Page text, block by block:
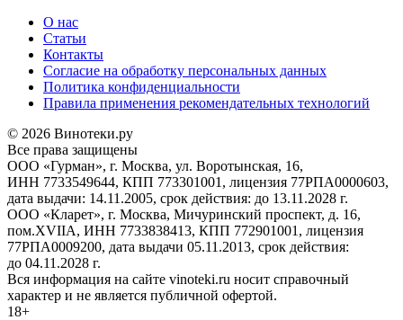
О нас
Статьи
Контакты
Согласие на обработку персональных данных
Политика конфиденциальности
Правила применения рекомендательных технологий
© 2026 Винотеки.ру
Все права защищены
ООО «Гурман», г. Москва, ул. Воротынская, 16,
ИНН 7733549644, КПП 773301001, лицензия 77РПА0000603,
дата выдачи: 14.11.2005, срок действия: до 13.11.2028 г.
ООО «Кларет», г. Москва, Мичуринский проспект, д. 16,
пом.XVIIA, ИНН 7733838413, КПП 772901001, лицензия
77РПА0009200, дата выдачи 05.11.2013, срок действия:
до 04.11.2028 г.
Вся информация на сайте vinoteki.ru носит справочный
характер и не является публичной офертой.
18+